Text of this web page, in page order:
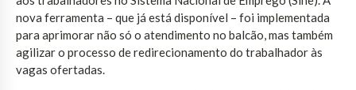
nova ferramenta – que já está disponível – foi implementada
para aprimorar não só o atendimento no balcão, mas também
agilizar o processo de redirecionamento do trabalhador às
vagas ofertadas.